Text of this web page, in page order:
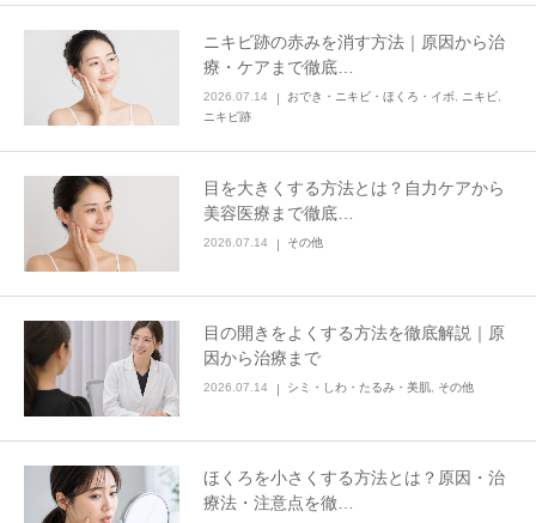
ニキビ跡の赤みを消す方法｜原因から治
療・ケアまで徹底…
2026.07.14 おでき・ニキビ・ほくろ・イボ ニキビ
ニキビ跡
目を大きくする方法とは？自力ケアから
美容医療まで徹底…
2026.07.14 その他
目の開きをよくする方法を徹底解説｜原
因から治療まで
2026.07.14 シミ・しわ・たるみ・美肌 その他
ほくろを小さくする方法とは？原因・治
療法・注意点を徹…